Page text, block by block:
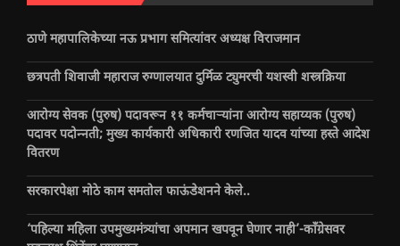
ठाणे महापालिकेच्या नऊ प्रभाग समित्यांवर अध्यक्ष विराजमान
छत्रपती शिवाजी महाराज रुग्णालयात दुर्मिळ ट्युमरची यशस्वी शस्त्रक्रिया
आरोग्य सेवक (पुरुष) पदावरून ११ कर्मचाऱ्यांना आरोग्य सहाय्यक (पुरुष)
पदावर पदोन्नती; मुख्य कार्यकारी अधिकारी रणजित यादव यांच्या हस्ते आदेश
वितरण
सरकारपेक्षा मोठे काम समतोल फाऊंडेशनने केले..
‘पहिल्या महिला उपमुख्यमंत्र्यांचा अपमान खपवून घेणार नाही’-काँग्रेसवर